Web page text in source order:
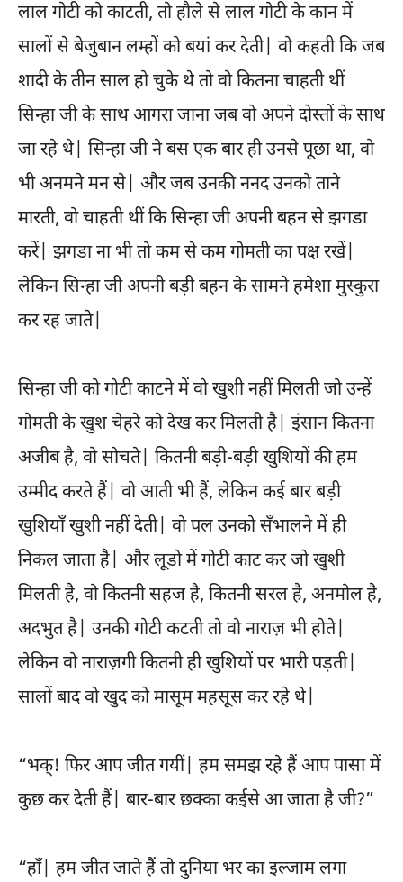
लाल गोटी को काटती, तो हौले से लाल गोटी के कान में
सालों से बेजुबान लम्हों को बयां कर देती| वो कहती कि जब
शादी के तीन साल हो चुके थे तो वो कितना चाहती थीं
सिन्हा जी के साथ आगरा जाना जब वो अपने दोस्तों के साथ
जा रहे थे| सिन्हा जी ने बस एक बार ही उनसे पूछा था, वो
भी अनमने मन से| और जब उनकी ननद उनको ताने
मारती, वो चाहती थीं कि सिन्हा जी अपनी बहन से झगडा
करें| झगडा ना भी तो कम से कम गोमती का पक्ष रखें|
लेकिन सिन्हा जी अपनी बड़ी बहन के सामने हमेशा मुस्कुरा
कर रह जाते|
सिन्हा जी को गोटी काटने में वो खुशी नहीं मिलती जो उन्हें
गोमती के खुश चेहरे को देख कर मिलती है| इंसान कितना
अजीब है, वो सोचते| कितनी बड़ी-बड़ी खुशियों की हम
उम्मीद करते हैं| वो आती भी हैं, लेकिन कई बार बड़ी
खुशियाँ खुशी नहीं देती| वो पल उनको सँभालने में ही
निकल जाता है| और लूडो में गोटी काट कर जो खुशी
मिलती है, वो कितनी सहज है, कितनी सरल है, अनमोल है,
अदभुत है| उनकी गोटी कटती तो वो नाराज़ भी होते|
लेकिन वो नाराज़गी कितनी ही खुशियों पर भारी पड़ती|
सालों बाद वो खुद को मासूम महसूस कर रहे थे|
“भक्! फिर आप जीत गयीं| हम समझ रहे हैं आप पासा में
कुछ कर देती हैं| बार-बार छक्का कईसे आ जाता है जी?”
“हाँ| हम जीत जाते हैं तो दुनिया भर का इल्जाम लगा